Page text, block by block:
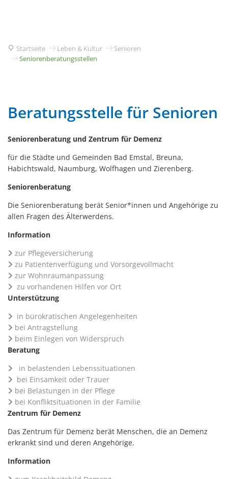
Startseite Leben & Kultur
Senioren
Seniorenberatungsstellen
Seniorenberatungsstellen
Beratungsstelle für Senioren
Seniorenberatung und Zentrum für Demenz
für die Städte und Gemeinden Bad Emstal, Breuna,
Habichtswald, Naumburg, Wolfhagen und Zierenberg.
Seniorenberatung
Die Seniorenberatung berät Senior*innen und Angehörige zu
allen Fragen des Älterwerdens.
Information
zur Pflegeversicherung
zu Patientenverfügung und Vorsorgevollmacht
zur Wohnraumanpassung
zu vorhandenen Hilfen vor Ort
Unterstützung
in bürokratischen Angelegenheiten
bei Antragstellung
beim Einlegen von Widerspruch
Beratung
in belastenden Lebenssituationen
bei Einsamkeit oder Trauer
bei Belastungen in der Pflege
bei Konfliktsituationen in der Familie
Zentrum für Demenz
Das Zentrum für Demenz berät Menschen, die an Demenz
erkrankt sind und deren Angehörige.
Information